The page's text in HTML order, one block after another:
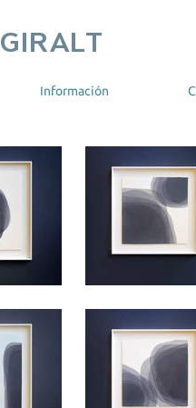
GIRALT
Información